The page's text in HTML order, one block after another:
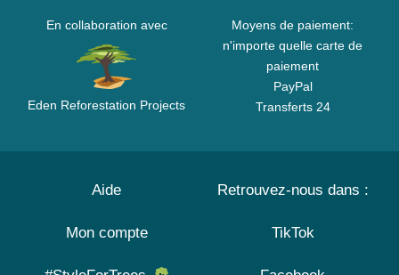
En collaboration avec
Eden Reforestation Projects
Moyens de paiement:
n'importe quelle carte de
paiement
PayPal
Transferts 24
Aide
Mon compte
Retrouvez-nous dans :
TikTok